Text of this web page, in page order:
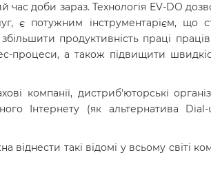
доби зараз. Технологія EV-DO
є потужним інструментарієм, що
продуктивність праці
процеси, а також підвищити
компанії, дистриб'юторські
Інтернету (як альтернатива
такі відомі у всьому світі